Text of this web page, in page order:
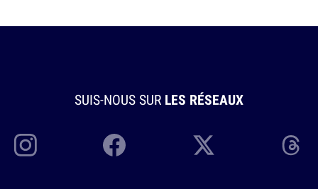
SUIS-NOUS SUR LES RÉSEAUX